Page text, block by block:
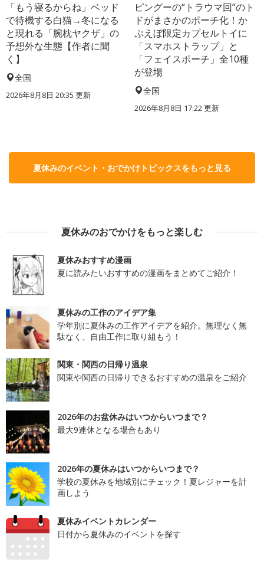
「もう寝るからね」ベッド
で待機する白猫→冬になる
と現れる「腕枕ヤクザ」の
予想外な生態【作者に聞
く】
全国
2026年8月8日 20:35 更新
ピングーの“トラウマ回”のト
ドがまさかのポーチ化！か
ぷえぼ限定カプセルトイに
「スマホストラップ」と
「フェイスポーチ」全10種
が登場
全国
2026年8月8日 17:22更新
夏休みのイベント・おでかけトピックスをもっと見る
夏休みのおでかけをもっと楽しむ
夏休みおすすめ漫画
夏に読みたいおすすめの漫画をまとめてご紹介！
夏休みの工作のアイデア集
学年別に夏休みの工作アイデアを紹介。無理なく無
駄なく、自由工作に取り組もう！
関東・関西の日帰り温泉
関東や関西の日帰りできるおすすめの温泉をご紹介
2026年のお盆休みはいつからいつまで？
最大9連休となる場合もあり
2026年の夏休みはいつからいつまで？
学校の夏休みを地域別にチェック！夏レジャーを計
画しよう
夏休みイベントカレンダー
日付から夏休みのイベントを探す